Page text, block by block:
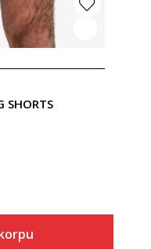
SHORTS